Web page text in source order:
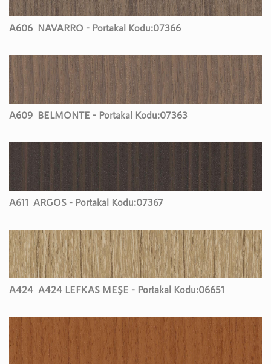
A606 NAVARRO - Portakal Kodu:07366
A609 BELMONTE - Portakal Kodu:07363
A611 ARGOS - Portakal Kodu:07367
A424 A424 LEFKAS MEŞE - Portakal Kodu:06651